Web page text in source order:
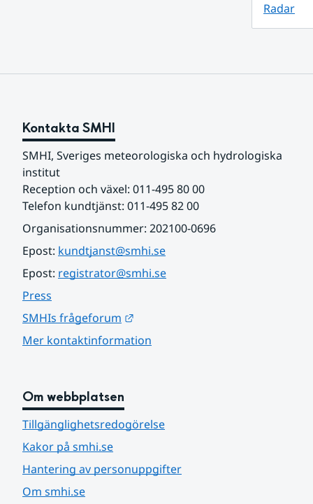
Radar
Kontakta SMHI
SMHI, Sveriges meteorologiska och hydrologiska
institut
Reception och växel: 011-495 80 00
Telefon kundtjänst: 011-495 82 00
Organisationsnummer: 202100-0696
Epost: kundtjanst@smhi.se
Epost: registrator@smhi.se
Press
SMHIs frågeforum
Mer kontaktinformation
Om webbplatsen
Tillgänglighetsredogörelse
Kakor på smhi.se
Hantering av personuppgifter
Om smhi.se